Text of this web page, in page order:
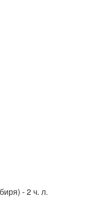
- 2 ч. л.